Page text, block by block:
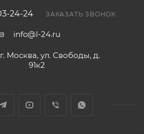
24-24 ЗАКАЗАТЬ ЗВОНОК
info@l-24.ru
г. Москва, ул. Свободы, д.
91к2